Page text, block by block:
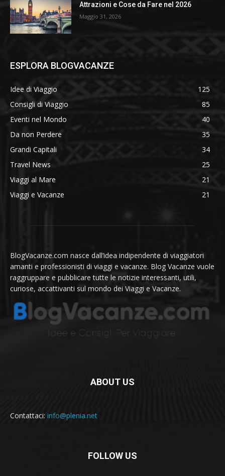
Attrazioni e Cose da Fare nel 2026
Maggio 31, 2026
ESPLORA BLOGVACANZE
Idee di Viaggio
125
Consigli di Viaggio
85
Eventi nel Mondo
40
Da non Perdere
35
Grandi Capitali
34
Travel News
25
Viaggi al Mare
21
Viaggi e Vacanze
21
BlogVacanze.com nasce dall’idea indipendente di viaggiatori
amanti e professionisti di viaggi e vacanze. Blog Vacanze vuole
raggruppare e pubblicare tutte le notizie interessanti, utili,
curiose, accattivanti sul mondo dei Viaggi e Vacanze.
ABOUT US
Contattaci: info@plenia.net
FOLLOW US